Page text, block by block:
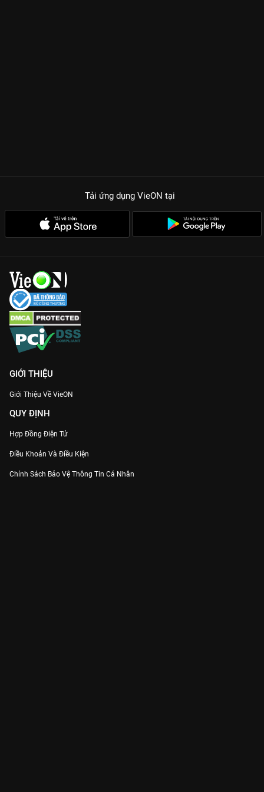
Tải ứng dụng VieON tại
GIỚI THIỆU
Giới Thiệu Về VieON
QUY ĐỊNH
Hợp Đồng Điện Tử
Điều Khoản Và Điều Kiện
Chính Sách Bảo Vệ Thông Tin Cá Nhân